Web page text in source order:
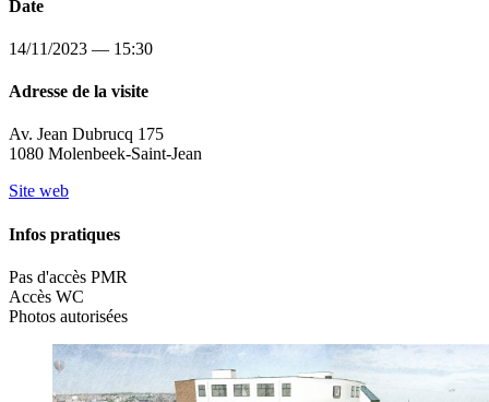
Date
14/11/2023 — 15:30
Adresse de la visite
Av. Jean Dubrucq 175
1080 Molenbeek-Saint-Jean
Site web
Infos pratiques
Pas d'accès PMR
Accès WC
Photos autorisées